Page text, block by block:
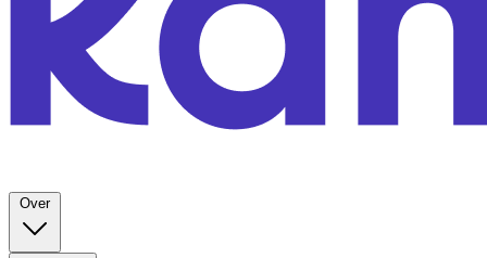
Over